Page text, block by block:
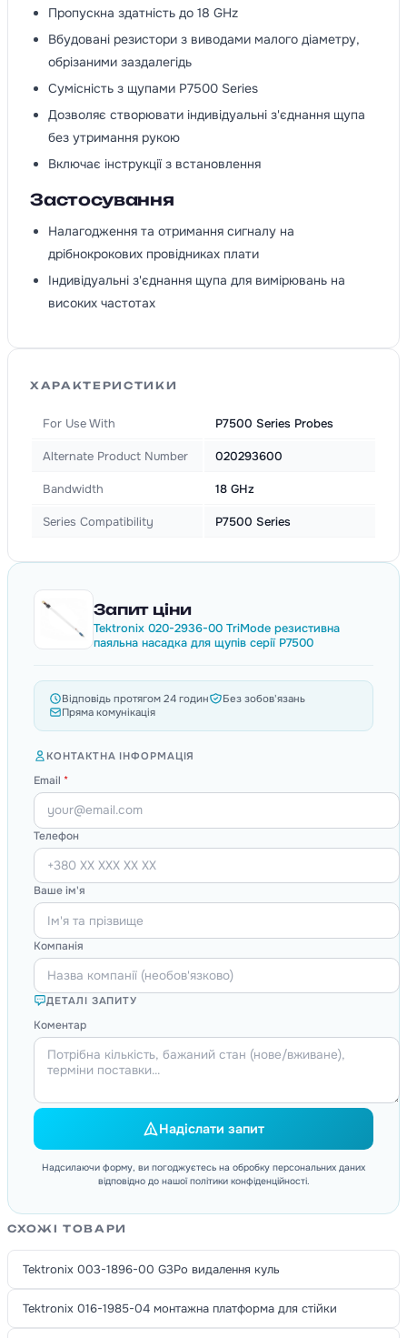
Пропускна здатність до 18 GHz
Вбудовані резистори з виводами малого діаметру,
обрізаними заздалегідь
Сумісність з щупами P7500 Series
Дозволяє створювати індивідуальні з'єднання щупа
без утримання рукою
Включає інструкції з встановлення
Застосування
Налагодження та отримання сигналу на
дрібнокрокових провідниках плати
Індивідуальні з'єднання щупа для вимірювань на
високих частотах
ХАРАКТЕРИСТИКИ
For Use With P7500 Series Probes
Alternate Product Number 020293600
Bandwidth 18 GHz
Series Compatibility P7500 Series
Запит ціни
Tektronix 020-2936-00 TriMode резистивна
паяльна насадка для щупів серії P7500
Відповідь протягом 24 годин
Без зобов'язань
Пряма комунікація
КОНТАКТНА ІНФОРМАЦІЯ
Email *
Телефон
Ваше ім'я
Компанія
ДЕТАЛІ ЗАПИТУ
Коментар
Надіслати запит
Надсилаючи форму, ви погоджуєтесь на обробку персональних даних
відповідно до нашої політики конфіденційності.
СХОЖІ ТОВАРИ
Tektronix 003-1896-00 G3Po видалення куль
Tektronix 016-1985-04 монтажна платформа для стійки